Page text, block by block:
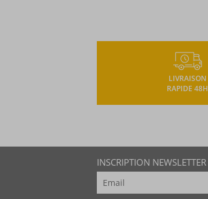
LIVRAISON
RAPIDE 48H
INSCRIPTION NEWSLETTER